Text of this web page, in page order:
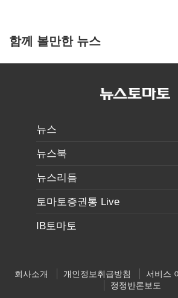
함께 볼만한 뉴스
뉴스
뉴스북
뉴스리듬
토마토증권통 Live
IB토마토
회사소개 개인정보취급방침 서비스
정정반론보도